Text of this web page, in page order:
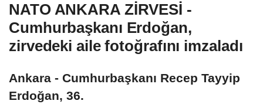
NATO ANKARA ZİRVESİ -
Cumhurbaşkanı Erdoğan,
zirvedeki aile fotoğrafını imzaladı
Ankara - Cumhurbaşkanı Recep Tayyip
Erdoğan, 36.